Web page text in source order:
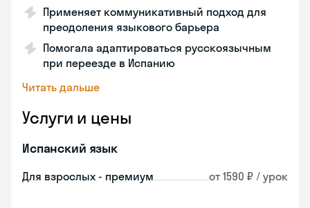
Применяет коммуникативный подход для
преодоления языкового барьера
Помогала адаптироваться русскоязычным
при переезде в Испанию
Читать дальше
Услуги и цены
Испанский язык
Для взрослых - премиум от 1590 ₽ / урок